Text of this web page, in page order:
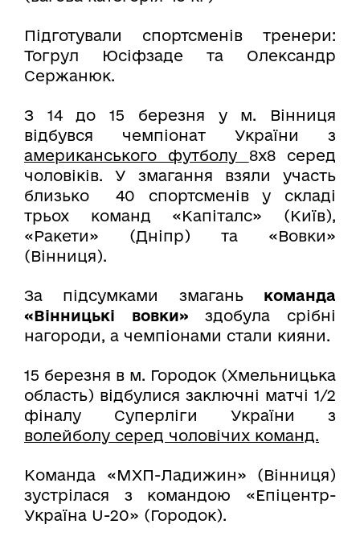
Підготували спортсменів тренери:
Тогрул Юсіфзаде та Олександр
Сержанюк.
З 14 до 15 березня у м. Вінниця
відбувся чемпіонат України з
американського футболу 8х8 серед
чоловіків. У змагання взяли участь
близько 40 спортсменів у складі
трьох команд «Капіталс» (Київ),
«Ракети» (Дніпр) та «Вовки»
(Вінниця).
За підсумками змагань команда
«Вінницькі вовки» здобула срібні
нагороди, а чемпіонами стали кияни.
15 березня в м. Городок (Хмельницька
область) відбулися заключні матчі 1/2
фіналу Суперліги України з
волейболу серед чоловічих команд.
Команда «МХП-Ладижин» (Вінниця)
зустрілася з командою «Епіцентр-
Україна U-20» (Городок).